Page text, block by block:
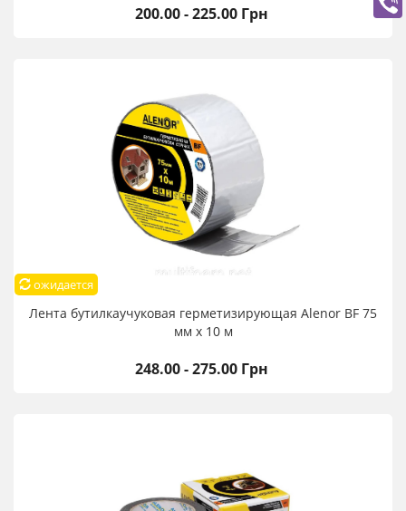
200.00 - 225.00 Грн
ожидается
Лента бутилкаучуковая герметизирующая Alenor BF 75
мм х 10 м
248.00 - 275.00 Грн